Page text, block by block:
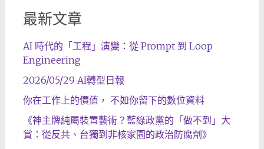
最新文章
AI 時代的「工程」演變：從 Prompt 到 Loop
Engineering
2026/05/29 AI轉型日報
你在工作上的價值， 不如你留下的數位資料
《神主牌純屬裝置藝術？藍綠政黨的「做不到」大
賞：從反共、台獨到非核家園的政治防腐劑》